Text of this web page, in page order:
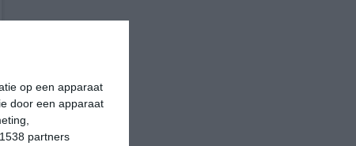
op een apparaat
door een apparaat
partners